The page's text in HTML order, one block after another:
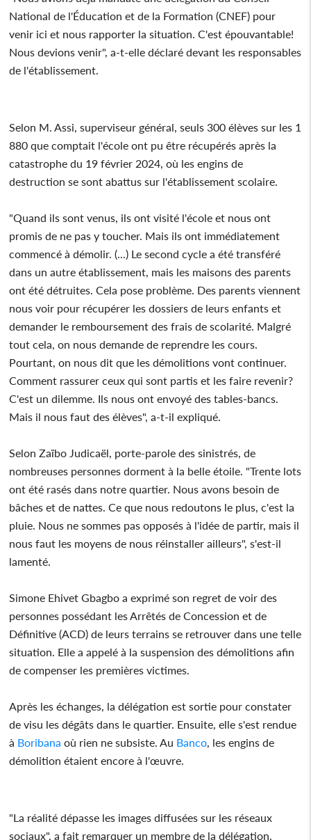
National de l'Éducation et de la Formation (CNEF) pour
venir ici et nous rapporter la situation. C'est épouvantable!
Nous devions venir", a-t-elle déclaré devant les responsables
de l'établissement.
Selon M. Assi, superviseur général, seuls 300 élèves sur les 1
880 que comptait l'école ont pu être récupérés après la
catastrophe du 19 février 2024, où les engins de
destruction se sont abattus sur l'établissement scolaire.
"Quand ils sont venus, ils ont visité l'école et nous ont
promis de ne pas y toucher. Mais ils ont immédiatement
commencé à démolir. (...) Le second cycle a été transféré
dans un autre établissement, mais les maisons des parents
ont été détruites. Cela pose problème. Des parents viennent
nous voir pour récupérer les dossiers de leurs enfants et
demander le remboursement des frais de scolarité. Malgré
tout cela, on nous demande de reprendre les cours.
Pourtant, on nous dit que les démolitions vont continuer.
Comment rassurer ceux qui sont partis et les faire revenir?
C'est un dilemme. Ils nous ont envoyé des tables-bancs.
Mais il nous faut des élèves", a-t-il expliqué.
Selon Zaïbo Judicaël, porte-parole des sinistrés, de
nombreuses personnes dorment à la belle étoile. "Trente lots
ont été rasés dans notre quartier. Nous avons besoin de
bâches et de nattes. Ce que nous redoutons le plus, c'est la
pluie. Nous ne sommes pas opposés à l'idée de partir, mais il
nous faut les moyens de nous réinstaller ailleurs", s'est-il
lamenté.
Simone Ehivet Gbagbo a exprimé son regret de voir des
personnes possédant les Arrêtés de Concession et de
Définitive (ACD) de leurs terrains se retrouver dans une telle
situation. Elle a appelé à la suspension des démolitions afin
de compenser les premières victimes.
Après les échanges, la délégation est sortie pour constater
de visu les dégâts dans le quartier. Ensuite, elle s'est rendue
à Boribana où rien ne subsiste. Au Banco , les engins de
démolition étaient encore à l'œuvre.
"La réalité dépasse les images diffusées sur les réseaux
sociaux", a fait remarquer un membre de la délégation.